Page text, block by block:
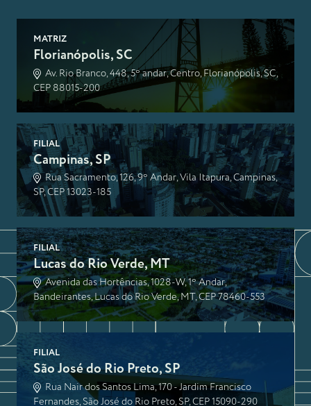
MATRIZ
Florianópolis, SC
Av. Rio Branco, 448, 5º andar, Centro, Florianópolis, SC,
CEP 88015-200
FILIAL
Campinas, SP
Rua Sacramento, 126, 9º Andar, Vila Itapura, Campinas,
SP, CEP 13023-185
FILIAL
Lucas do Rio Verde, MT
Avenida das Hortências, 1028-W, 1º Andar,
Bandeirantes, Lucas do Rio Verde, MT, CEP 78460-553
FILIAL
São José do Rio Preto, SP
Rua Nair dos Santos Lima, 170 - Jardim Francisco
Fernandes, São José do Rio Preto, SP, CEP 15090-290